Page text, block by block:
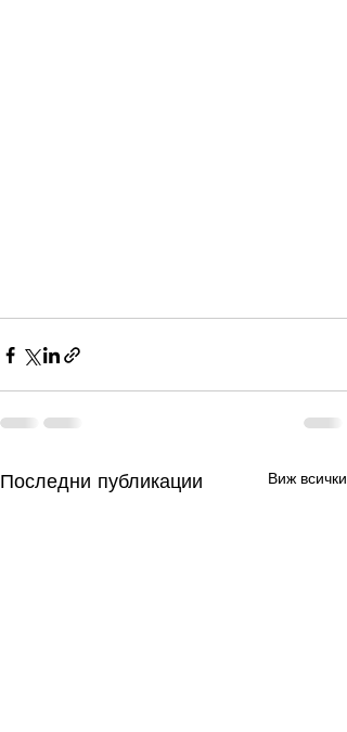
Последни публикации Виж всички